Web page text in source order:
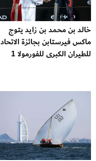
خالد بن محمد بن زايد يتوج
ماكس فيرستابن بجائزة الاتحاد
للطيران الكبرى للفورمولا 1